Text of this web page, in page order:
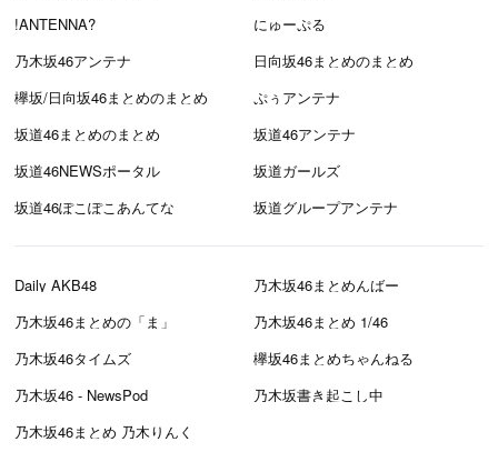
!ANTENNA?
にゅーぷる
乃木坂46アンテナ
日向坂46まとめのまとめ
欅坂/日向坂46まとめのまとめ
ぷぅアンテナ
坂道46まとめのまとめ
坂道46アンテナ
坂道46NEWSポータル
坂道ガールズ
坂道46ぽこぽこあんてな
坂道グループアンテナ
Daily AKB48
乃木坂46まとめんばー
乃木坂46まとめの「ま」
乃木坂46まとめ 1/46
乃木坂46タイムズ
欅坂46まとめちゃんねる
乃木坂46 - NewsPod
乃木坂書き起こし中
乃木坂46まとめ 乃木りんく